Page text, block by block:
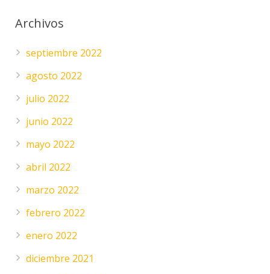
Archivos
septiembre 2022
agosto 2022
julio 2022
junio 2022
mayo 2022
abril 2022
marzo 2022
febrero 2022
enero 2022
diciembre 2021